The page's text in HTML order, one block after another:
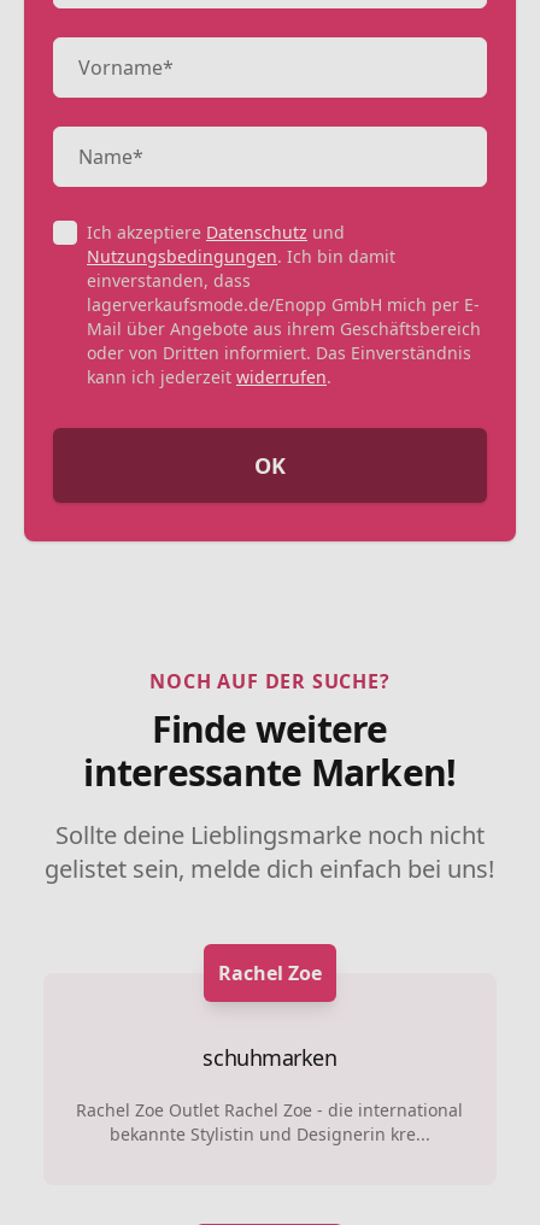
Ich akzeptiere Datenschutz und
Nutzungsbedingungen. Ich bin damit
einverstanden, dass
lagerverkaufsmode.de/Enopp GmbH mich per E-
Mail über Angebote aus ihrem Geschäftsbereich
oder von Dritten informiert. Das Einverständnis
kann ich jederzeit widerrufen.
OK
NOCH AUF DER SUCHE?
Finde weitere
interessante Marken!
Sollte deine Lieblingsmarke noch nicht
gelistet sein, melde dich einfach bei uns!
Rachel Zoe
schuhmarken
Rachel Zoe Outlet Rachel Zoe - die international
bekannte Stylistin und Designerin kre...